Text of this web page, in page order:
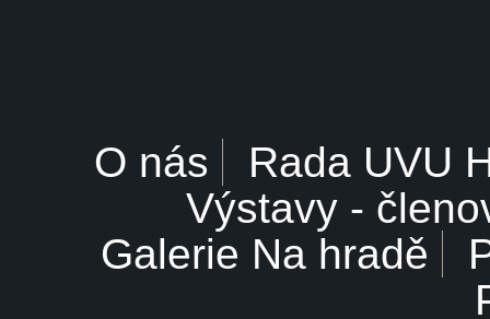
O nás
Rada UVU
Výstavy -
Galerie Na hradě